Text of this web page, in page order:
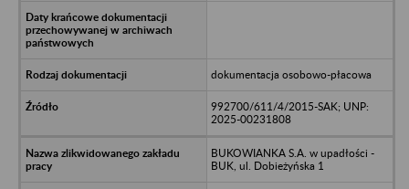
dokumentacja osobowo-płacowa
992700/611/4/2015-SAK; UNP:
2025-00231808
BUKOWIANKA S.A. w upadłości -
BUK, ul. Dobieżyńska 1